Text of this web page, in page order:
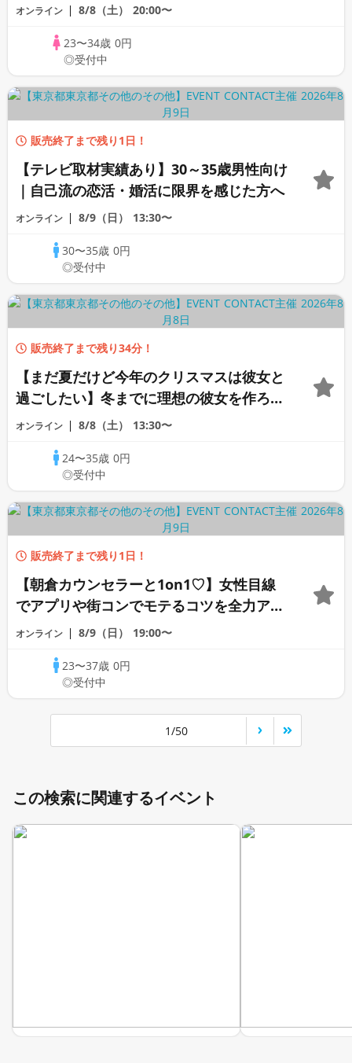
オンライン 8/8（土） 20:00〜
23〜34歳 0円
◎受付中
販売終了まで残り1日！
【テレビ取材実績あり】30～35歳男性向け
｜自己流の恋活・婚活に限界を感じた方へ
オンライン 8/9（日） 13:30〜
30〜35歳0円
◎受付中
販売終了まで残り34分！
【まだ夏だけど今年のクリスマスは彼女と
過ごしたい】冬までに理想の彼女を作ろう
【桐野カウンセラー】
オンライン 8/8（土） 13:30〜
24〜35歳0円
◎受付中
販売終了まで残り1日！
【朝倉カウンセラーと1on1♡】女性目線
でアプリや街コンでモテるコツを全力アド
バイス♡《オンライン恋愛カウンセリン
オンライン 8/9（日） 19:00〜
23〜37歳0円
◎受付中
1/50
この検索に関連するイベント